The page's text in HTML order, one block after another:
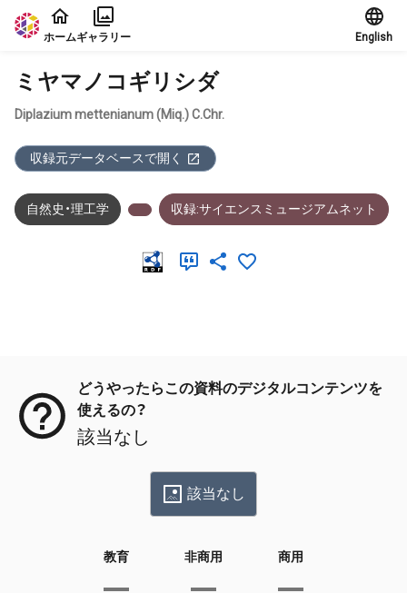
本文に飛ぶ
ホームギャラリー English
ミヤマノコギリシダ
Diplazium mettenianum (Miq.) C.Chr.
収録元データベースで開く
自然史・理工学 収録:サイエンスミュージアムネット
どうやったらこの資料のデジタルコンテンツを
使えるの？
該当なし
該当なし
教育 非商用 商用